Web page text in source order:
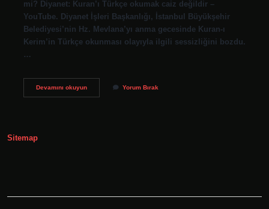
mi? Diyanet: Kuran’ı Türkçe okumak caiz değildir –
YouTube. Diyanet İşleri Başkanlığı, İstanbul Büyükşehir
Belediyesi’nin Hz. Mevlana’yı anma gecesinde Kuran-ı
Kerim’in Türkçe okunması olayıyla ilgili sessizliğini bozdu.
…
Devamını okuyunKuranı
Yorum Bırak
Sitemap